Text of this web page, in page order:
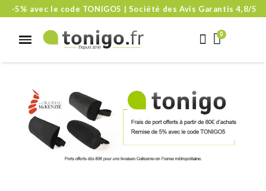
-5% avec le code TONIGO5 | Société des Avis Garantis 4,8/5